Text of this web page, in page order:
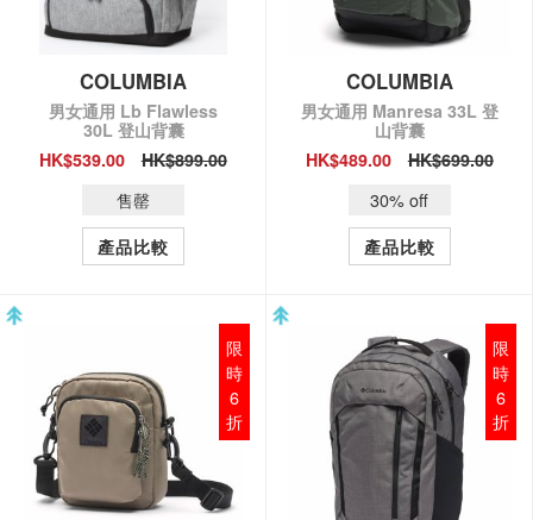
QUICK VIEW
COLUMBIA
男女通用 Lb Flawless
30L 登山背囊
HK$539.00
HK$899.00
售罄
產品比較
QUICK VIEW
COLUMBIA
男女通用 Manresa 33L 登
山背囊
HK$489.00
HK$699.00
30% off
產品比較
限
時
6
折
限
時
6
折